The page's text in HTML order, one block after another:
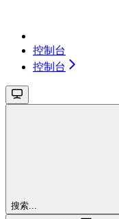
控制台
控制台
搜索...